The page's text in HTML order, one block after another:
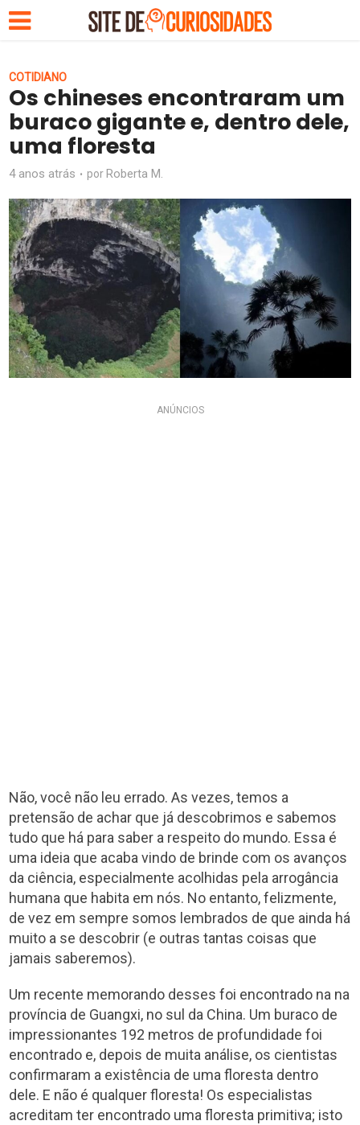
COTIDIANO
Os chineses encontraram um
buraco gigante e, dentro dele,
uma floresta
4 anos atrás por Roberta M.
ANÚNCIOS
Não, você não leu errado. As vezes, temos a
pretensão de achar que já descobrimos e sabemos
tudo que há para saber a respeito do mundo. Essa é
uma ideia que acaba vindo de brinde com os avanços
da ciência, especialmente acolhidas pela arrogância
humana que habita em nós. No entanto, felizmente,
de vez em sempre somos lembrados de que ainda há
muito a se descobrir (e outras tantas coisas que
jamais saberemos).
Um recente memorando desses foi encontrado na na
província de Guangxi, no sul da China. Um buraco de
impressionantes 192 metros de profundidade foi
encontrado e, depois de muita análise, os cientistas
confirmaram a existência de uma floresta dentro
dele. E não é qualquer floresta! Os especialistas
acreditam ter encontrado uma floresta primitiva; isto